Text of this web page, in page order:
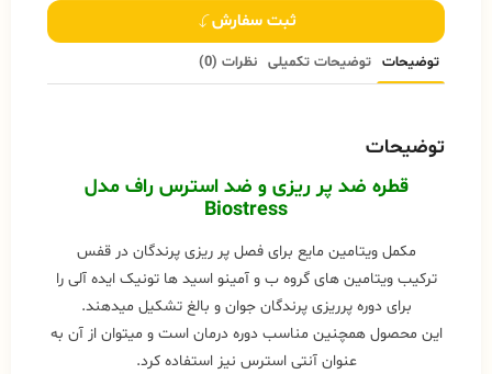
ثبت سفارش
توضیحات توضیحات تکمیلی نظرات (0)
توضیحات
قطره ضد پر ریزی و ضد استرس راف مدل
Biostress
مکمل ویتامین مایع برای فصل پر ریزی پرندگان در قفس
ترکیب ویتامین های گروه ب و آمینو اسید ها تونیک ایده آلی را
برای دوره پرریزی پرندگان جوان و بالغ تشکیل میدهند.
این محصول همچنین مناسب دوره درمان است و میتوان از آن به
عنوان آنتی استرس نیز استفاده کرد.